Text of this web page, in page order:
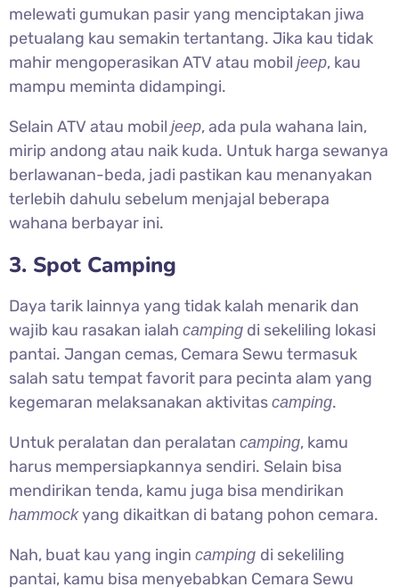
melewati gumukan pasir yang menciptakan jiwa
petualang kau semakin tertantang. Jika kau tidak
mahir mengoperasikan ATV atau mobil jeep, kau
mampu meminta didampingi.
Selain ATV atau mobil jeep, ada pula wahana lain,
mirip andong atau naik kuda. Untuk harga sewanya
berlawanan-beda, jadi pastikan kau menanyakan
terlebih dahulu sebelum menjajal beberapa
wahana berbayar ini.
3. Spot Camping
Daya tarik lainnya yang tidak kalah menarik dan
wajib kau rasakan ialah camping di sekeliling lokasi
pantai. Jangan cemas, Cemara Sewu termasuk
salah satu tempat favorit para pecinta alam yang
kegemaran melaksanakan aktivitas camping.
Untuk peralatan dan peralatan camping, kamu
harus mempersiapkannya sendiri. Selain bisa
mendirikan tenda, kamu juga bisa mendirikan
hammockyang dikaitkan di batang pohon cemara.
Nah, buat kau yang ingin camping di sekeliling
pantai, kamu bisa menyebabkan Cemara Sewu